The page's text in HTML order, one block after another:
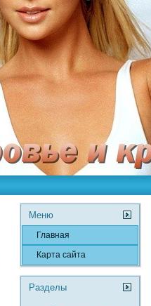
Меню
Главная
Карта сайта
Разделы